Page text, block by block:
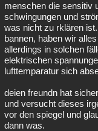
menschen die sensitiv
schwingungen und
was nicht zu rklären
bannen, haben wir
allerdings in solchen
elektrischen
lufttemparatur sich
deien freundn hat
und versucht dieses
vor den spiegel und
dann was.